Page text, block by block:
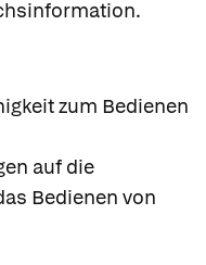
zum Bedienen
auf die
Bedienen von